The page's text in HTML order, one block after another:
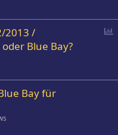
2013 /
Blue Bay?
Bay für